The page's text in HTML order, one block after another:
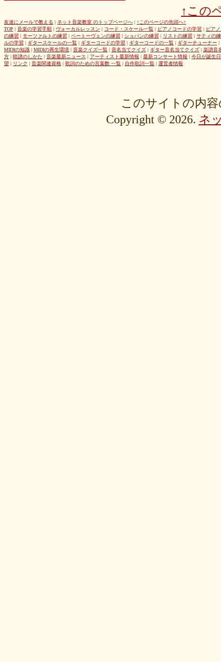
↑この
友達にメールで教える | ネット音楽教室 のトップページへ | ↑このページの先頭へ↑
TOP | 音楽の学習手順 | ヴォーカルレッスン | コード・スケール一覧 | ピアノコードの学習 | ピア
の練習 | モーツァルトの練習 | ベートーヴェンの練習 | ショパンの練習 | リストの練習 | サティの
ルの学習 | ギタースケールの一覧 | ギターコードの学習 | ギターコードの一覧 | ギターチューナー |
MIDIの知識 | MIDIの再生環境 | 音楽クイズ一覧 | 音名当てクイズ | ギター音名当てクイズ | 楽譜音
方 | 暗譜のしかた | 音楽最新ニュース | アーティスト最新情報 | 最新コンサート情報 | 今日が誕生
望 | リンク | 音楽関連資格 | 歌詞のための言葉数 一覧 | 自作歌詞一覧 | 運営者情報
このサイトの内
Copyright © 2026. ネ